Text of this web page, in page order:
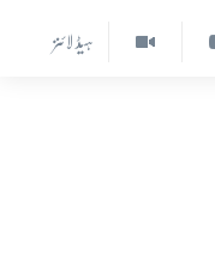
ہیڈ لائنز